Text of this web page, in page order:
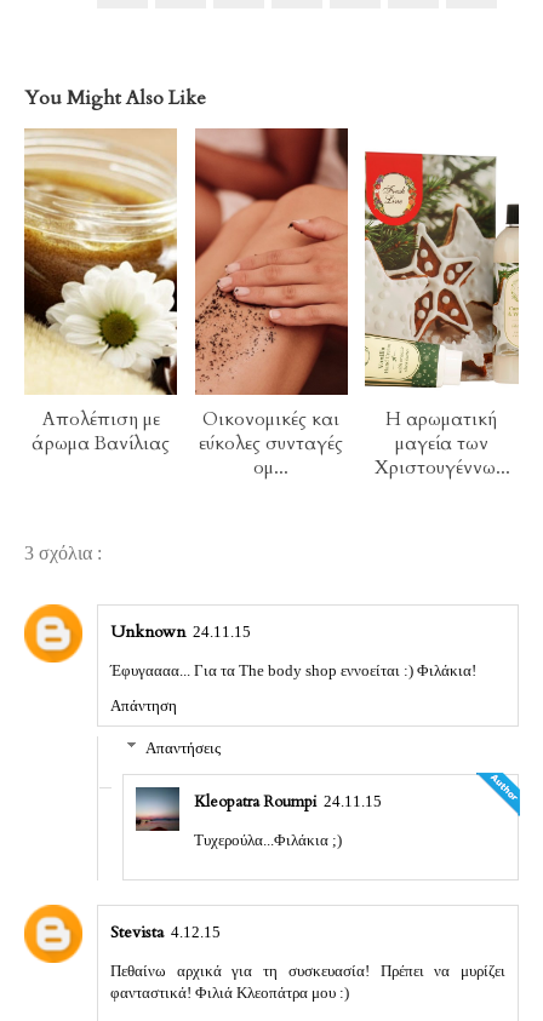
You Might Also Like
Απολέπιση με
άρωμα Βανίλιας
Οικονομικές και
εύκολες συνταγές
ομ...
Η αρωματική
μαγεία των
Χριστουγέννω...
3 σχόλια :
Unknown 24.11.15
Έφυγαααα... Για τα The body shop εννοείται :) Φιλάκια!
Απάντηση
Απαντήσεις
Kleopatra Roumpi 24.11.15
Τυχερούλα...Φιλάκια ;)
Stevista 4.12.15
Πεθαίνω αρχικά για τη συσκευασία! Πρέπει να μυρίζει
φανταστικά! Φιλιά Κλεοπάτρα μου :)